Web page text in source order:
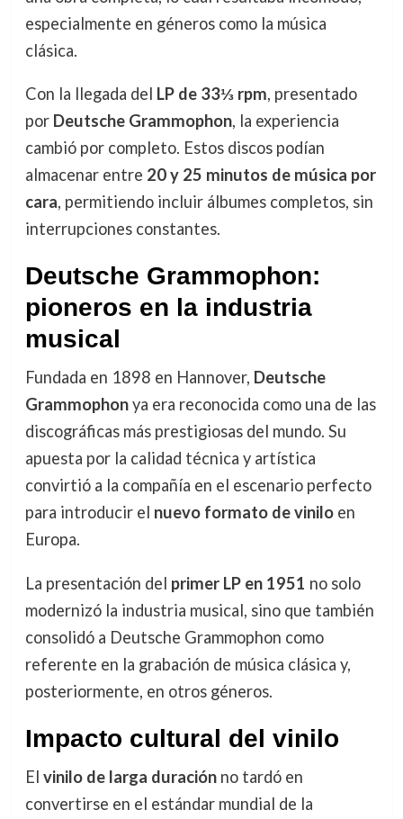
especialmente en géneros como la música
clásica.
Con la llegada del LP de 33⅓ rpm, presentado
por Deutsche Grammophon, la experiencia
cambió por completo. Estos discos podían
almacenar entre 20 y 25 minutos de música por
cara, permitiendo incluir álbumes completos, sin
interrupciones constantes.
Deutsche Grammophon:
pioneros en la industria
musical
Fundada en 1898 en Hannover, Deutsche
Grammophonya era reconocida como una de las
discográficas más prestigiosas del mundo. Su
apuesta por la calidad técnica y artística
convirtió a la compañía en el escenario perfecto
para introducir el nuevo formato de viniloen
Europa.
La presentación del primer LP en 1951 no solo
modernizó la industria musical, sino que también
consolidó a Deutsche Grammophon como
referente en la grabación de música clásica y,
posteriormente, en otros géneros.
Impacto cultural del vinilo
El vinilo de larga duraciónno tardó en
convertirse en el estándar mundial de la